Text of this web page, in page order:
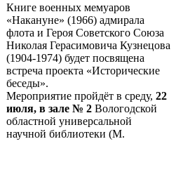
Книге военных мемуаров
«Накануне» (1966) адмирала
флота и Героя Советского Союза
Николая Герасимовича Кузнецова
(1904-1974) будет посвящена
встреча проекта «Исторические
беседы».
Мероприятие пройдёт в среду, 22
июля, в зале № 2 Вологодской
областной универсальной
научной библиотеки (М.